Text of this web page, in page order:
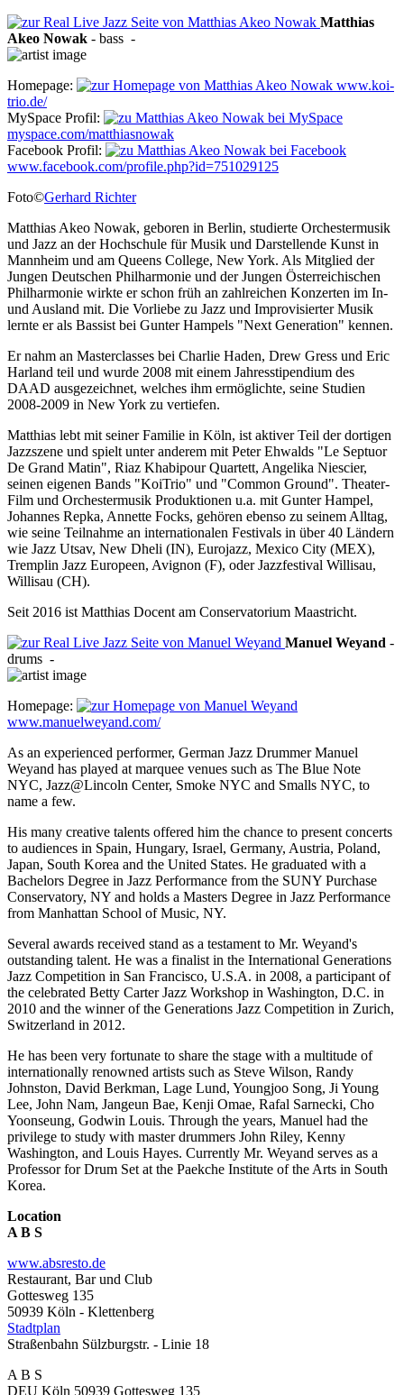
Matthias
Akeo Nowak - bass -
Homepage:
www.koi-
trio.de/
MySpace Profil:
myspace.com/matthiasnowak
Facebook Profil:
www.facebook.com/profile.php?id=751029125
Foto©Gerhard Richter
Matthias Akeo Nowak, geboren in Berlin, studierte Orchestermusik
und Jazz an der Hochschule für Musik und Darstellende Kunst in
Mannheim und am Queens College, New York. Als Mitglied der
Jungen Deutschen Philharmonie und der Jungen Österreichischen
Philharmonie wirkte er schon früh an zahlreichen Konzerten im In-
und Ausland mit. Die Vorliebe zu Jazz und Improvisierter Musik
lernte er als Bassist bei Gunter Hampels "Next Generation" kennen.
Er nahm an Masterclasses bei Charlie Haden, Drew Gress und Eric
Harland teil und wurde 2008 mit einem Jahresstipendium des
DAAD ausgezeichnet, welches ihm ermöglichte, seine Studien
2008-2009 in New York zu vertiefen.
Matthias lebt mit seiner Familie in Köln, ist aktiver Teil der dortigen
Jazzszene und spielt unter anderem mit Peter Ehwalds "Le Septuor
De Grand Matin", Riaz Khabipour Quartett, Angelika Niescier,
seinen eigenen Bands "KoiTrio" und "Common Ground". Theater-
Film und Orchestermusik Produktionen u.a. mit Gunter Hampel,
Johannes Repka, Annette Focks, gehören ebenso zu seinem Alltag,
wie seine Teilnahme an internationalen Festivals in über 40 Ländern
wie Jazz Utsav, New Dheli (IN), Eurojazz, Mexico City (MEX),
Tremplin Jazz Europeen, Avignon (F), oder Jazzfestival Willisau,
Willisau (CH).
Seit 2016 ist Matthias Docent am Conservatorium Maastricht.
Manuel Weyand -
drums -
Homepage:
www.manuelweyand.com/
As an experienced performer, German Jazz Drummer Manuel
Weyand has played at marquee venues such as The Blue Note
NYC, Jazz@Lincoln Center, Smoke NYC and Smalls NYC, to
name a few.
His many creative talents offered him the chance to present concerts
to audiences in Spain, Hungary, Israel, Germany, Austria, Poland,
Japan, South Korea and the United States. He graduated with a
Bachelors Degree in Jazz Performance from the SUNY Purchase
Conservatory, NY and holds a Masters Degree in Jazz Performance
from Manhattan School of Music, NY.
Several awards received stand as a testament to Mr. Weyand's
outstanding talent. He was a finalist in the International Generations
Jazz Competition in San Francisco, U.S.A. in 2008, a participant of
the celebrated Betty Carter Jazz Workshop in Washington, D.C. in
2010 and the winner of the Generations Jazz Competition in Zurich,
Switzerland in 2012.
He has been very fortunate to share the stage with a multitude of
internationally renowned artists such as Steve Wilson, Randy
Johnston, David Berkman, Lage Lund, Youngjoo Song, Ji Young
Lee, John Nam, Jangeun Bae, Kenji Omae, Rafal Sarnecki, Cho
Yoonseung, Godwin Louis. Through the years, Manuel had the
privilege to study with master drummers John Riley, Kenny
Washington, and Louis Hayes. Currently Mr. Weyand serves as a
Professor for Drum Set at the Paekche Institute of the Arts in South
Korea.
Location
A B S
www.absresto.de
Restaurant, Bar und Club
Gottesweg 135
50939 Köln - Klettenberg
Stadtplan
Straßenbahn Sülzburgstr. - Linie 18
A B S
DEU Köln 50939 Gottesweg 135